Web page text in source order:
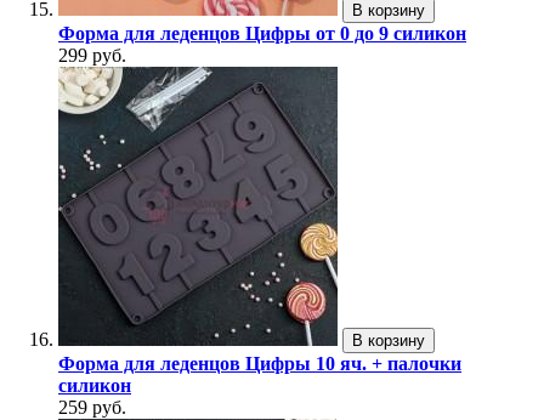
В корзину
Форма для леденцов Цифры от 0 до 9 силикон
299 руб.
В корзину
Форма для леденцов Цифры 10 яч. + палочки
силикон
259 руб.